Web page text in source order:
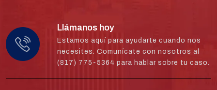
Llámanos hoy
Estamos aquí para ayudarte cuando nos
necesites. Comunícate con nosotros al
(817) 775-5364 para hablar sobre tu caso.